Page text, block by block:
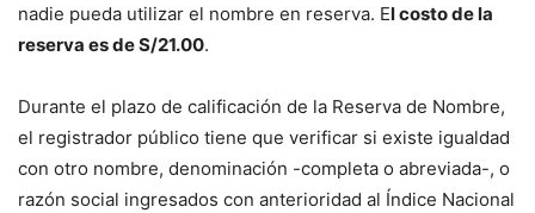
nadie pueda utilizar el nombre en reserva. El costo de la
reserva es de S/21.00.
Durante el plazo de calificación de la Reserva de Nombre,
el registrador público tiene que verificar si existe igualdad
con otro nombre, denominación -completa o abreviada-, o
razón social ingresados con anterioridad al Índice Nacional